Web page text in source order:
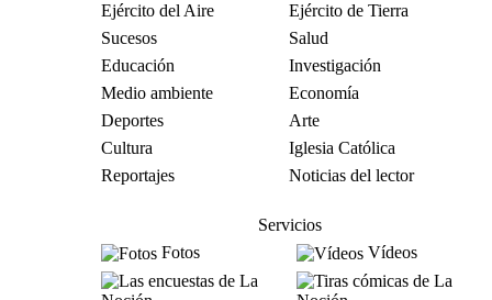
Ejército del Aire
Ejército de Tierra
Sucesos
Salud
Educación
Investigación
Medio ambiente
Economía
Deportes
Arte
Cultura
Iglesia Católica
Reportajes
Noticias del lector
Servicios
Fotos
Vídeos